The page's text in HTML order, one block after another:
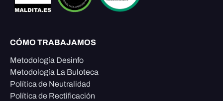
CÓMO TRABAJAMOS
Metodología Desinfo
Metodología La Buloteca
Política de Neutralidad
Política de Rectificación